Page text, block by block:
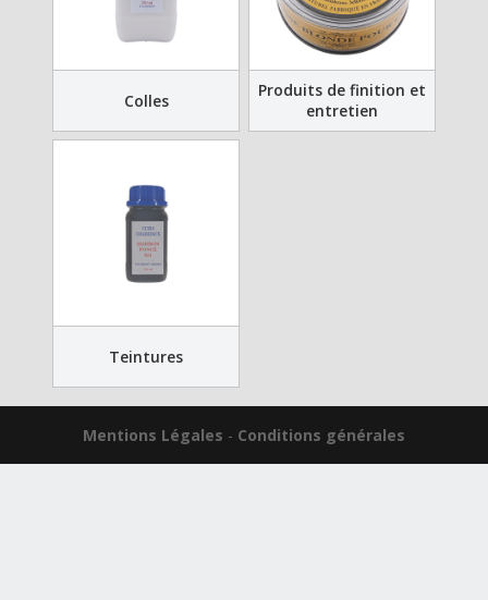
Colles
Produits de finition et
entretien
Teintures
Mentions Légales - Conditions générales